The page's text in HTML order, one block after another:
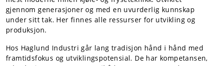
gjennom generasjoner og med en uvurderlig kunnskap
under sitt tak. Her finnes alle ressurser for utvikling og
produksjon.
Hos Haglund Industri går lang tradisjon hånd i hånd med
framtidsfokus og utviklingspotensial. De har kompetansen,